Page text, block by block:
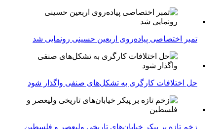
تمبر اختصاصی پیاده‌روی اربعین حسینی رونمایی شد
حل اختلافات کارگری به تشکل‌های صنفی واگذار شود
زخم تازه بر پیکر خیابان‌های تاریخی ولیعصر و فلسطین